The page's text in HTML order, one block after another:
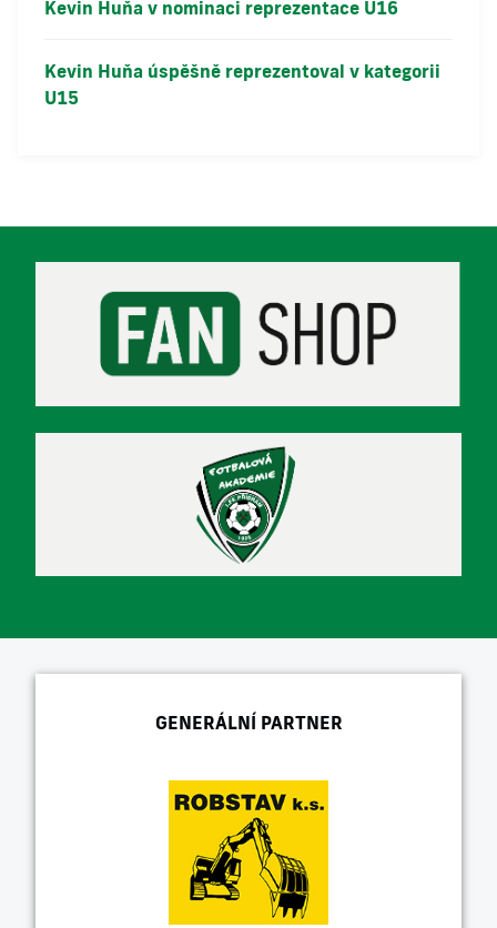
Kevin Huňa v nominaci reprezentace U16
Kevin Huňa úspěšně reprezentoval v kategorii
U15
GENERÁLNÍ PARTNER